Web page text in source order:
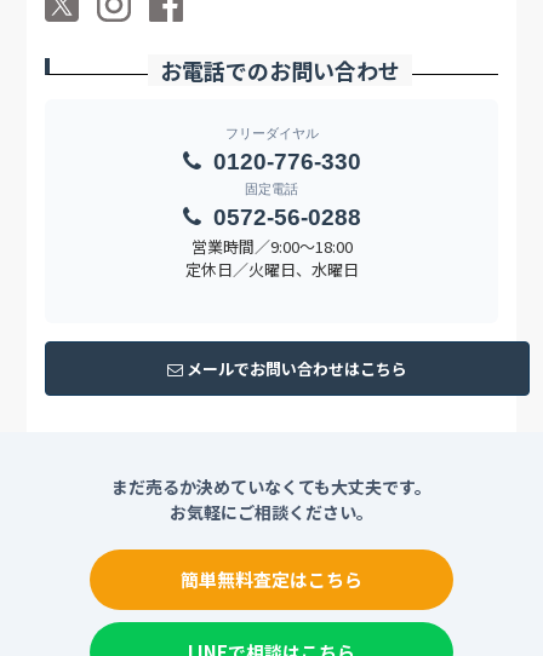
お電話でのお問い合わせ
営業時間／9:00〜18:00
定休日／火曜日、水曜日
フリーダイヤル
0120-776-330
固定電話
0572-56-0288
メールでお問い合わせはこちら
まだ売るか決めていなくても大丈夫です。
お気軽にご相談ください。
簡単無料査定はこちら